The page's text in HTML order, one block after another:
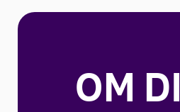
OM DI